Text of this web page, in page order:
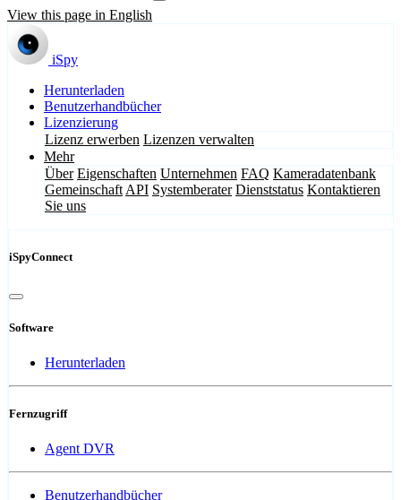
View this page in English
iSpy
Herunterladen
Benutzerhandbücher
Lizenzierung
Lizenz erwerben Lizenzen verwalten
Mehr
Über Eigenschaften Unternehmen FAQ Kameradatenbank
Gemeinschaft API Systemberater Dienststatus Kontaktieren
Sie uns
iSpyConnect
Software
Herunterladen
Fernzugriff
Agent DVR
Benutzerhandbücher